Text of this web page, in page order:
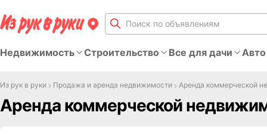
Недвижимость Строительство Все для дачи
Из рук в руки Продажа и аренда недвижимости Аренда коммерческой
Аренда коммерческой